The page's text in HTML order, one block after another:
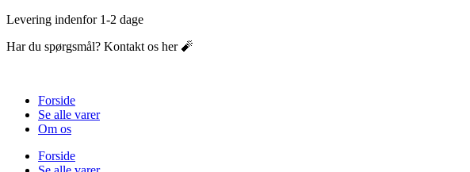
Levering indenfor 1-2 dage
Har du spørgsmål? Kontakt os her 🧨
Forside
Se alle varer
Om os
Forside